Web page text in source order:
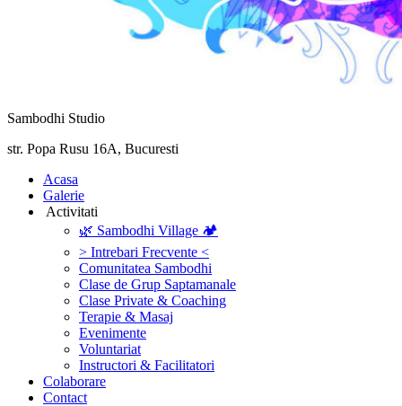
Sambodhi Studio
str. Popa Rusu 16A, Bucuresti
‎Acasa
Galerie
‎ ‎Activitati‎
🌿 Sambodhi Village 🏕️
> Intrebari Frecvente <
Comunitatea Sambodhi
Clase de Grup Saptamanale
Clase Private & Coaching
Terapie & Masaj
‎Evenimente
Voluntariat
‏‏‎Instructori & Facilitatori
Colaborare
Contact